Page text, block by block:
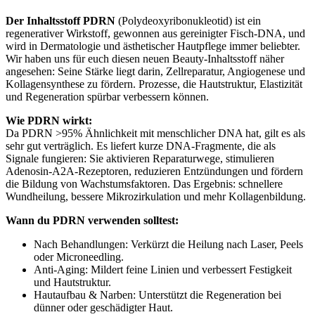
Der Inhaltsstoff PDRN (Polydeoxyribonukleotid) ist ein
regenerativer Wirkstoff, gewonnen aus gereinigter Fisch‑DNA, und
wird in Dermatologie und ästhetischer Hautpflege immer beliebter.
Wir haben uns für euch diesen neuen Beauty-Inhaltsstoff näher
angesehen: Seine Stärke liegt darin, Zellreparatur, Angiogenese und
Kollagensynthese zu fördern. Prozesse, die Hautstruktur, Elastizität
und Regeneration spürbar verbessern können.
Wie PDRN wirkt:
Da PDRN >95% Ähnlichkeit mit menschlicher DNA hat, gilt es als
sehr gut verträglich. Es liefert kurze DNA‑Fragmente, die als
Signale fungieren: Sie aktivieren Reparaturwege, stimulieren
Adenosin‑A2A‑Rezeptoren, reduzieren Entzündungen und fördern
die Bildung von Wachstumsfaktoren. Das Ergebnis: schnellere
Wundheilung, bessere Mikrozirkulation und mehr Kollagenbildung.
Wann du PDRN verwenden solltest:
Nach Behandlungen: Verkürzt die Heilung nach Laser, Peels
oder Microneedling.
Anti‑Aging: Mildert feine Linien und verbessert Festigkeit
und Hautstruktur.
Hautaufbau & Narben: Unterstützt die Regeneration bei
dünner oder geschädigter Haut.